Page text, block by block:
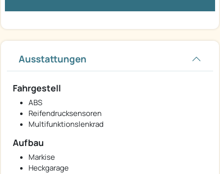
Ausstattungen
Fahrgestell
ABS
Reifendrucksensoren
Multifunktionslenkrad
Aufbau
Markise
Heckgarage